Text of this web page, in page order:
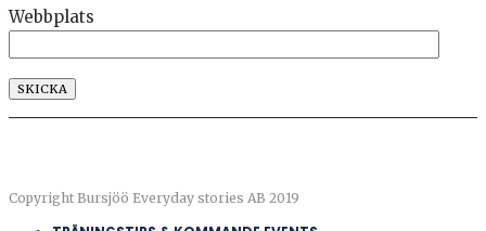
Webbplats
Copyright Bursjöö Everyday stories AB 2019